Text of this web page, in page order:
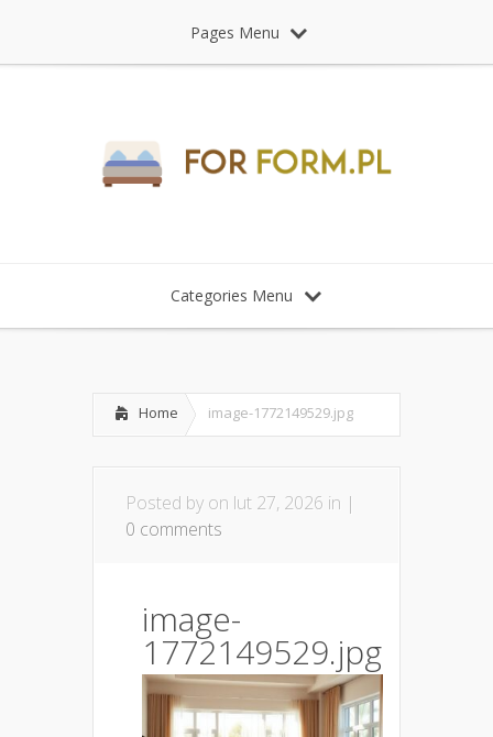
Pages Menu
Categories Menu
Home image-1772149529.jpg
Posted by on lut 27, 2026 in |
0 comments
image-
1772149529.jpg